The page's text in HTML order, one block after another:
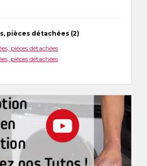
pièces détachées (2)
pièces détachées
pièces détachées